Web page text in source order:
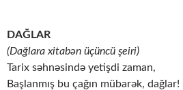
DAĞLAR
(Dağlara xitabən üçüncü şeiri)
Tarix səhnəsində yetişdi zaman,
Başlanmış bu çağın mübarək, dağlar!